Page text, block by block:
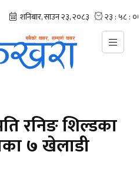
रनिङ शिल्डका
७ खेलाडी